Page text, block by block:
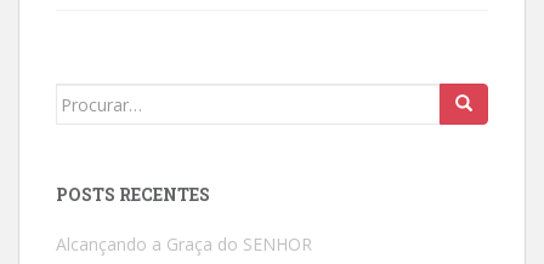
Search
POSTS RECENTES
Alcançando a Graça do SENHOR